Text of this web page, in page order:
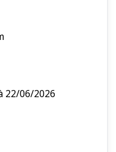
22/06/2026